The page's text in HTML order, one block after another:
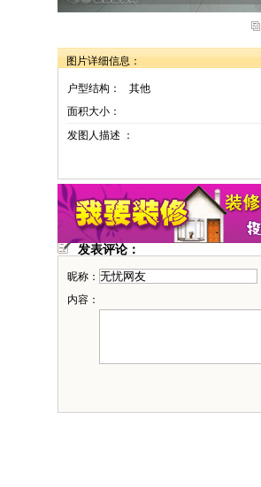
图片详细信息：
户型结构： 其他
面积大小：
发图人描述 ：
发表评论：
昵称：
内容：